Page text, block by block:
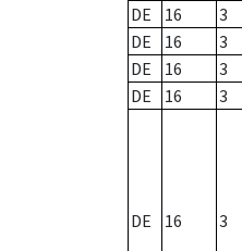
DE
16 3
DE
16 3
DE
16 3
DE
16 3
DE 16 3